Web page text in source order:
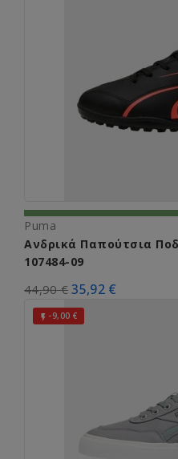
Puma
Ανδρικά Παπούτσια
107484-09
44,90 € 35,92 €
 -9,00 €